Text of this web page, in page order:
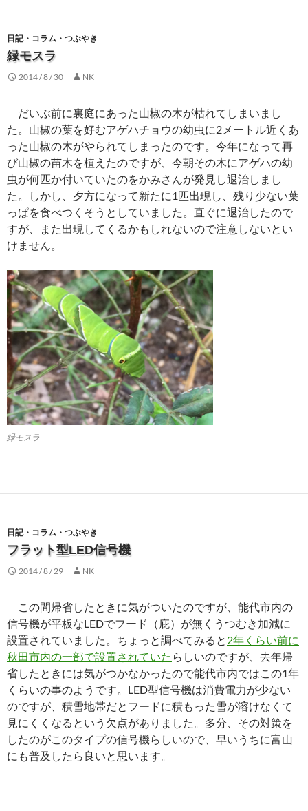
日記・コラム・つぶやき
緑モスラ
2014 / 8 / 30 NK
だいぶ前に裏庭にあった山椒の木が枯れてしまいまし
た。山椒の葉を好むアゲハチョウの幼虫に2メートル近くあ
った山椒の木がやられてしまったのです。今年になって再
び山椒の苗木を植えたのですが、今朝その木にアゲハの幼
虫が何匹か付いていたのをかみさんが発見し退治しまし
た。しかし、夕方になって新たに1匹出現し、残り少ない葉
っぱを食べつくそうとしていました。直ぐに退治したので
すが、また出現してくるかもしれないので注意しないとい
けません。
緑モスラ
日記・コラム・つぶやき
フラット型LED信号機
2014 / 8 / 29 NK
この間帰省したときに気がついたのですが、能代市内の
信号機が平板なLEDでフード（庇）が無くうつむき加減に
設置されていました。ちょっと調べてみると 2年くらい前に
秋田市内の一部で設置されていた らしいのですが、去年帰
省したときには気がつかなかったので能代市内ではこの1年
くらいの事のようです。LED型信号機は消費電力が少ない
のですが、積雪地帯だとフードに積もった雪が溶けなくて
見にくくなるという欠点がありました。多分、その対策を
したのがこのタイプの信号機らしいので、早いうちに富山
にも普及したら良いと思います。